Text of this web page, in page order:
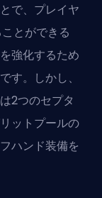
で、プレイヤ
とができる
強化するため
す。しかし、
2つのセプタ
ットプールの
ハンド装備を